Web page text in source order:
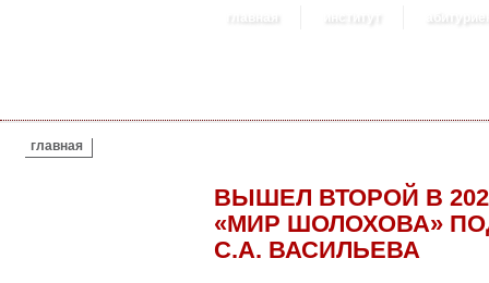
главная институт
ВЫ ЗДЕСЬ
главная
ВЫШЕЛ ВТОРОЙ В
«МИР ШОЛОХОВА»
С.А. ВАСИЛЬЕВА